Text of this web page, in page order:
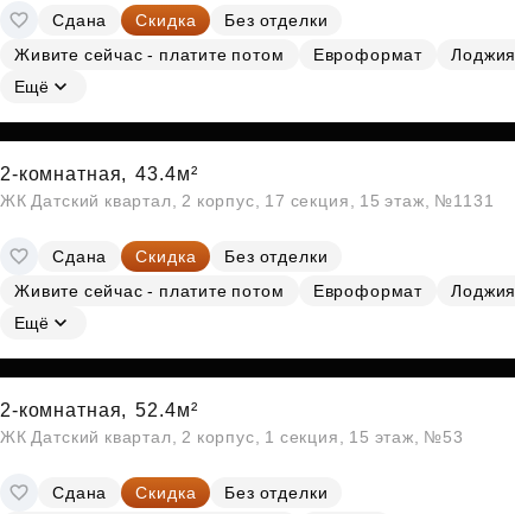
Сдана Скидка
Без отделки
Живите сейчас - платите потом
Евроформат
Лоджия
Ещё
2-комнатная, 43.4м²
ЖК Датский квартал, 2 корпус, 17 секция, 15 этаж, №1131
Сдана Скидка
Без отделки
Живите сейчас - платите потом
Евроформат
Лоджия
Ещё
2-комнатная, 52.4м²
ЖК Датский квартал, 2 корпус, 1 секция, 15 этаж, №53
Сдана Скидка
Без отделки